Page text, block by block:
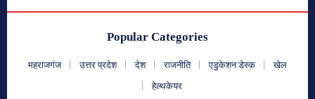
Popular Categories
महराजगंज उत्तर प्रदेश देश राजनीति एडुकेशन डेस्क
खेल
हेल्थकेयर